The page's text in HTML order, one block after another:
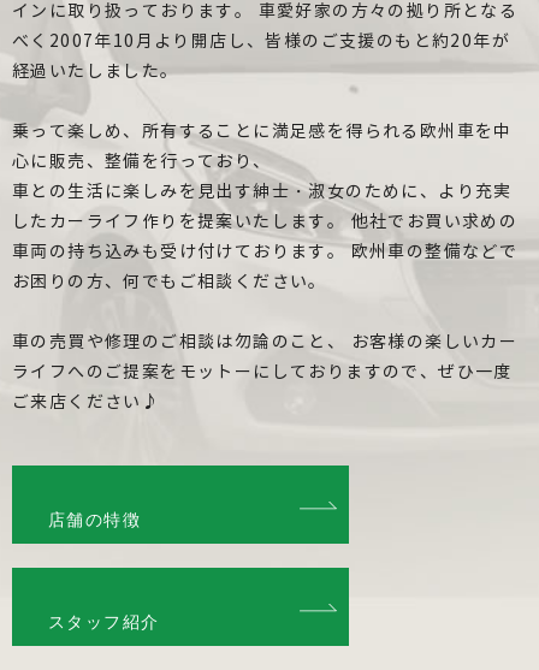
インに取り扱っております。
車愛好家の方々の拠り所となる
べく2007年10月より開店し、皆様のご支援のもと約20年が
経過いたしました。
乗って楽しめ、所有することに満足感を得られる欧州車を中
心に販売、整備を行っており、
車との生活に楽しみを見出す紳士・淑女のために、より充実
したカーライフ作りを提案いたします。
他社でお買い求めの
車両の持ち込みも受け付けております。欧州車の整備などで
お困りの方、何でもご相談ください。
車の売買や修理のご相談は勿論のこと、
お客様の楽しいカー
ライフへのご提案をモットーにしておりますので、ぜひ一度
ご来店ください♪
店舗の特徴
スタッフ紹介